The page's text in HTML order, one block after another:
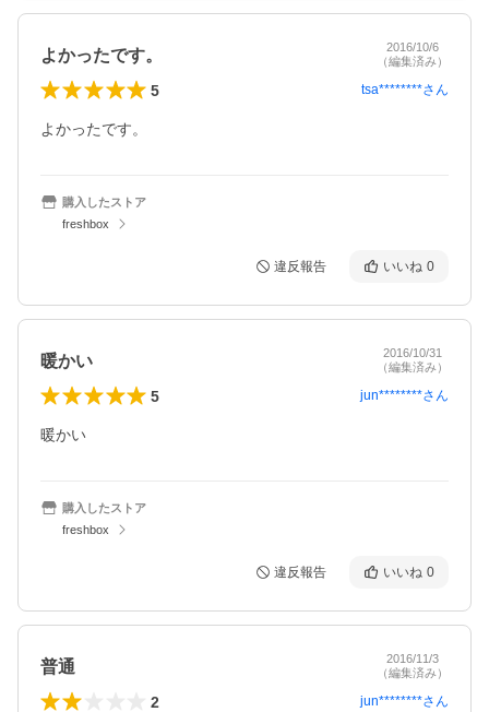
よかったです。
2016/10/6
（編集済み）
5 tsa********さん
よかったです。
購入したストア
freshbox
違反報告 いいね 0
暖かい
2016/10/31
（編集済み）
5 jun********さん
暖かい
購入したストア
freshbox
違反報告 いいね 0
普通
2016/11/3
（編集済み）
2 jun********さん